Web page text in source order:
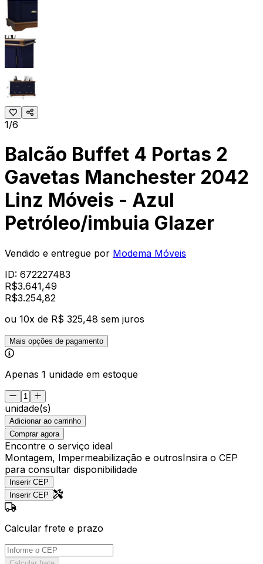
1/6
Balcão Buffet 4 Portas 2
Gavetas Manchester 2042
Linz Móveis - Azul
Petróleo/imbuia Glazer
Vendido e entregue por Modema Móveis
ID: 672227483
R$3.641,49
R$3.254,82
ou 10x de R$ 325,48 sem juros
Mais opções de pagamento
Apenas 1 unidade em estoque
unidade(s)
Adicionar ao carrinho
Comprar agora
Encontre o serviço ideal
Montagem, Impermeabilização e outrosInsira o CEP
para consultar disponibilidade
Inserir CEP
Inserir CEP
Calcular frete e prazo